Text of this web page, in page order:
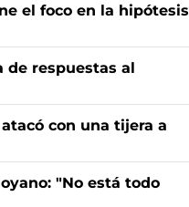
el foco en la hipótesis
de respuestas al
con una tijera a
"No está todo